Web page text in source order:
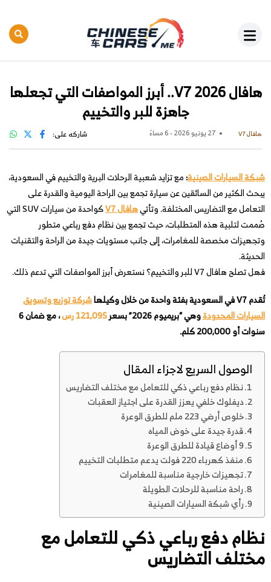
هافال V7 2026.. أبرز المواصفات التي تجعلها
جاهزة للبر والتخييم
هافال V7 27 يونيو 2026 - 6 مساءً شاركه على:
شبكة السيارات الصينية:مع تزايد شعبية الرحلات البرية والتخييم في السعودية،
يبحث الكثير من السائقين عن سيارة تجمع بين الراحة اليومية والقدرة على
التعامل مع التضاريس المختلفة. وتأتيهافال V7
كواحدة من سيارات SUV التي
صُممت لتلبية هذه المتطلبات، حيث تجمع بين نظام دفع رباعي متطور
وتجهيزات مخصصة للمغامرات، إلى جانب مستويات جيدة من الراحة والتقنيات
الحديثة.
فهل تصلح هافال V7 للبر والتخييم؟ نستعرض أبرز المواصفات التي تدعم ذلك.
تُقدم V7 في السعودية بفئة واحدة من خلال وكيلها
شركة توزيع وتسويق
السيارات المحدودةوهي “بريميوم 2026” بسعر 121,095 رس
، مع ضمان 6
سنوات أو 200,000 كلم.
الوصول السريع لاجزاء المقال
نظام دفع رباعي ذكي للتعامل مع مختلف التضاريس
ديفلوك خلفي يعزز القدرة على اجتياز العقبات
خلوص أرضي 223 ملم للطرق الوعرة
قدرة جيدة على خوض المياه
9 أوضاع قيادة للطرق الوعرة
منفذ كهرباء 220 فولت يدعم متطلبات التخييم
تجهيزات خارجية مناسبة للمغامرات
راحة مناسبة للرحلات الطويلة
رأي شبكة السيارات الصينية
نظام دفع رباعي ذكي للتعامل مع
مختلف التضاريس